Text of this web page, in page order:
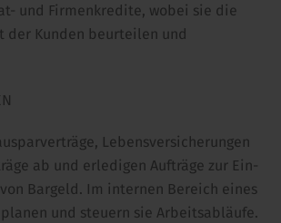
und Firmenkredite, wobei sie die
der Kunden beurteilen und
Lebensversicherungen
ab und erledigen Aufträge zur Ein-
Bargeld. Im internen Bereich eines
und steuern sie Arbeitsabläufe.